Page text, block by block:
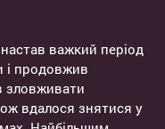
важкий період
і продовжив
зловживати
вдалося знятися у